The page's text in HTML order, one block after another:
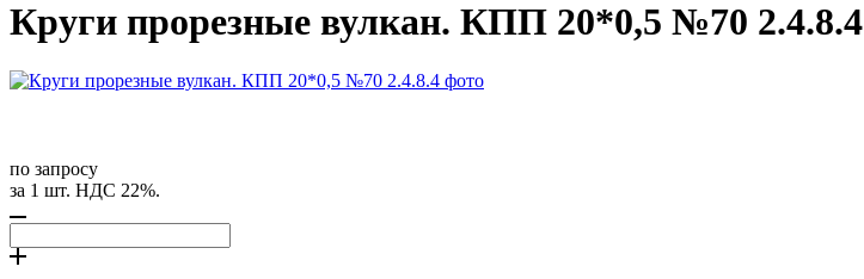
Круги прорезные вулкан. КПП 20*0,5 №70 2.4.8.4
по запросу
за 1 шт. НДС 22%.